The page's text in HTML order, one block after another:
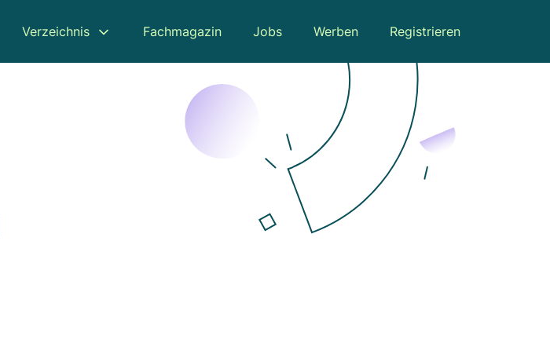
Verzeichnis Fachmagazin Jobs Werben Registrieren